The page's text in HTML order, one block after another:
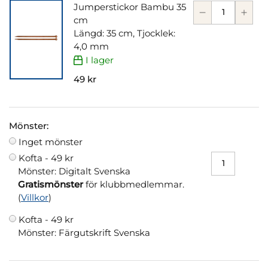
Jumperstickor Bambu 35
cm
Längd: 35 cm, Tjocklek:
4,0 mm
I lager
49 kr
Mönster:
Inget mönster
Kofta - 49 kr
Mönster: Digitalt Svenska
Gratismönsterför klubbmedlemmar.
(Villkor)
Kofta - 49 kr
Mönster: Färgutskrift Svenska